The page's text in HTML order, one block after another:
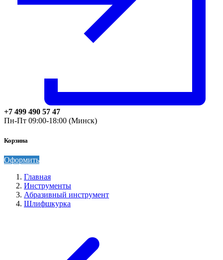
+7 499 490 57 47
Пн-Пт 09:00-18:00 (Минск)
Корзина
Оформить
Главная
Инструменты
Абразивный инструмент
Шлифшкурка